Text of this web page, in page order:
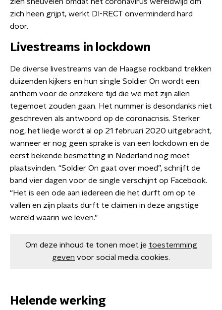
zich heen grijpt, werkt DI-RECT onverminderd hard
door.
Livestreams in lockdown
De diverse livestreams van de Haagse rockband trekken
duizenden kijkers en hun single Soldier On wordt een
anthem voor de onzekere tijd die we met zijn allen
tegemoet zouden gaan. Het nummer is desondanks niet
geschreven als antwoord op de coronacrisis. Sterker
nog, het liedje wordt al op 21 februari 2020 uitgebracht,
wanneer er nog geen sprake is van een lockdown en de
eerst bekende besmetting in Nederland nog moet
plaatsvinden. “Soldier On gaat over moed”, schrijft de
band vier dagen voor de single verschijnt op Facebook.
“Het is een ode aan iedereen die het durft om op te
vallen en zijn plaats durft te claimen in deze angstige
wereld waarin we leven.”
Om deze inhoud te tonen moet je toestemming
geven voor social media cookies.
Helende werking